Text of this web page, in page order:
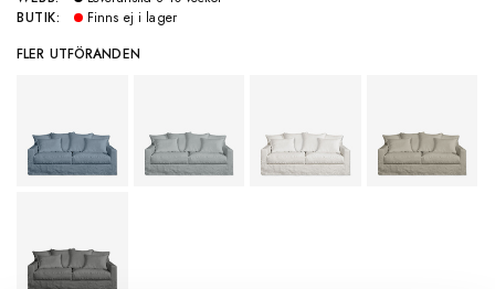
BUTIK:
Finns ej i lager
FLER UTFÖRANDEN